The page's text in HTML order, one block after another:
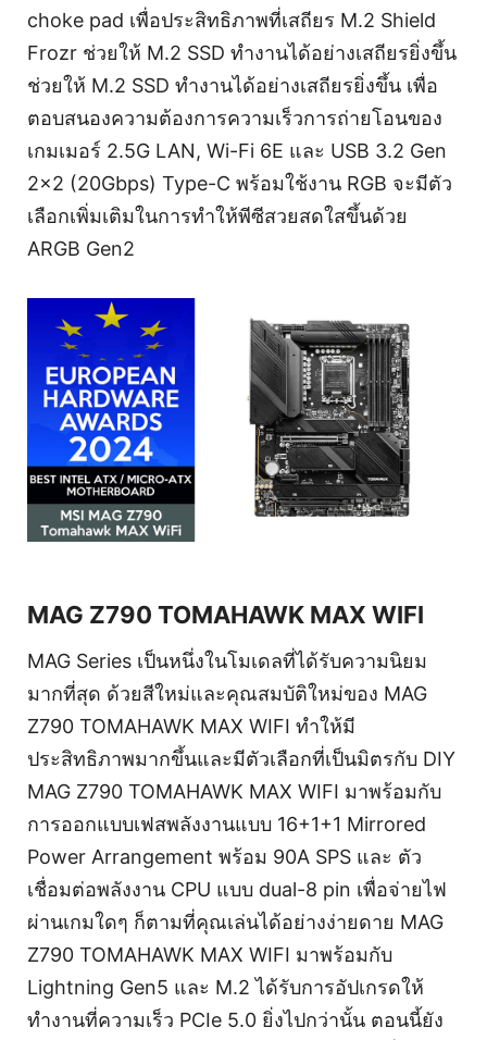
choke pad เพื่อประสิทธิภาพที่เสถียร M.2 Shield
Frozr ช่วยให้ M.2 SSD ทำงานได้อย่างเสถียรยิ่งขึ้น
ช่วยให้ M.2 SSD ทำงานได้อย่างเสถียรยิ่งขึ้น เพื่อ
ตอบสนองความต้องการความเร็วการถ่ายโอนของ
เกมเมอร์ 2.5G LAN, Wi-Fi 6E และ USB 3.2 Gen
2x2 (20Gbps) Type-C พร้อมใช้งาน RGB จะมีตัว
เลือกเพิ่มเติมในการทำให้พีซีสวยสดใสขึ้นด้วย
ARGB Gen2
MAG Z790 TOMAHAWK MAX WIFI
MAG Series เป็นหนึ่งในโมเดลที่ได้รับความนิยม
มากที่สุด ด้วยสีใหม่และคุณสมบัติใหม่ของ MAG
Z790 TOMAHAWK MAX WIFI ทำให้มี
ประสิทธิภาพมากขึ้นและมีตัวเลือกที่เป็นมิตรกับ DIY
MAG Z790 TOMAHAWK MAX WIFI มาพร้อมกับ
การออกแบบเฟสพลังงานแบบ 16+1+1 Mirrored
Power Arrangement พร้อม 90A SPS และ ตัว
เชื่อมต่อพลังงาน CPU แบบ dual-8 pin เพื่อจ่ายไฟ
ผ่านเกมใดๆ ก็ตามที่คุณเล่นได้อย่างง่ายดาย MAG
Z790 TOMAHAWK MAX WIFI มาพร้อมกับ
Lightning Gen5 และ M.2 ได้รับการอัปเกรดให้
ทำงานที่ความเร็ว PCIe 5.0 ยิ่งไปกว่านั้น ตอนนี้ยัง